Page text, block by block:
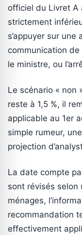
officiel du Livret A
strictement
s’appuyer sur
communication
le ministre, ou
Le scénario « non
reste à 1,5 %, il
applicable au 1er
simple rumeur,
projection
La date compte
sont révisés selon
ménages,
recommandation
effectivement